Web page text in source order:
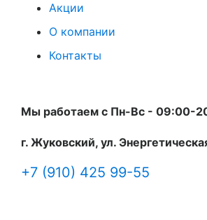
Акции
О компании
Контакты
Мы работаем с Пн-Вc - 09:00-
г. Жуковский, ул.
+7 (910) 425 99-55